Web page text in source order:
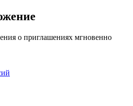
о приглашениях мгновенно